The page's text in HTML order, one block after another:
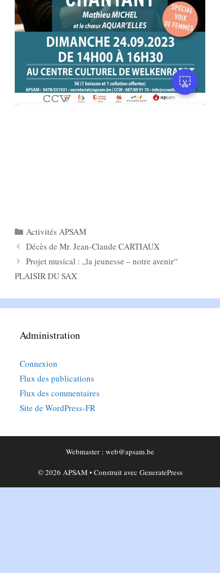
Catégories
Activités APSAM
Décès de Mr. Jean-Claude CARTIAUX
Projet musical : „la jeunesse – notre avenir“
PLAISIR DU SAX
Administration
Connexion
Flux des publications
Flux des commentaires
Site de WordPress-FR
Webmaster : web@apsam.be
© 2026 APSAM• Construit avec GeneratePress